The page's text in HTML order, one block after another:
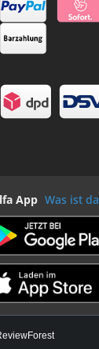
App Was ist